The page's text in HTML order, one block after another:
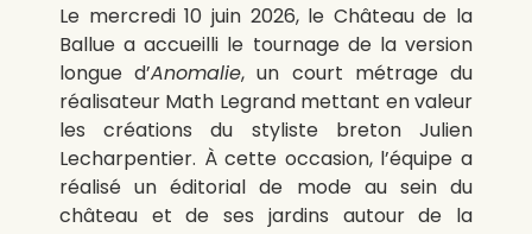
Le mercredi 10 juin 2026, le Château de la
Ballue a accueilli le tournage de la version
longue d’Anomalie, un court métrage du
réalisateur Math Legrand mettant en valeur
les créations du styliste breton Julien
Lecharpentier. À cette occasion, l’équipe a
réalisé un éditorial de mode au sein du
château et de ses jardins autour de la